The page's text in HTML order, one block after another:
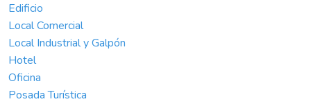
Edificio
Local Comercial
Local Industrial y Galpón
Hotel
Oficina
Posada Turística